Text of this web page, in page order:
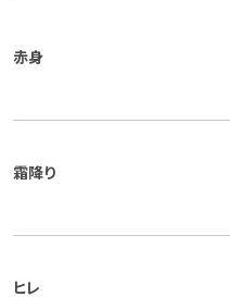
赤身
霜降り
ヒレ